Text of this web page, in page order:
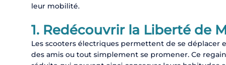
leur mobilité.
1. Redécouvrir la Liberté de
Les scooters électriques permettent de se déplacer
des amis ou tout simplement se promener. Ce